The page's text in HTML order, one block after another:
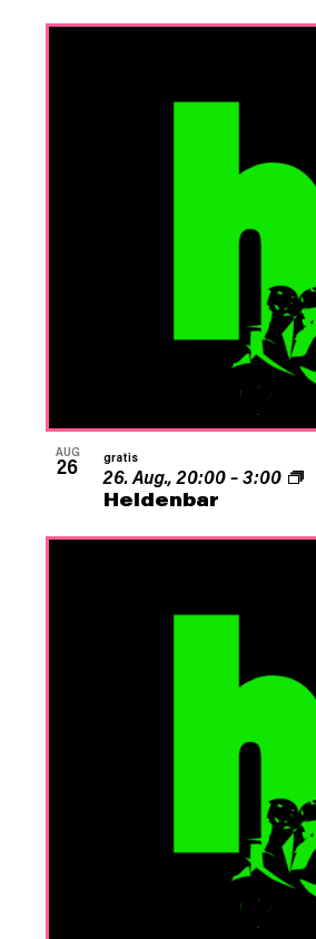
AUG
26
Heldenbar
26. Aug., 20:00–3:00
gratis